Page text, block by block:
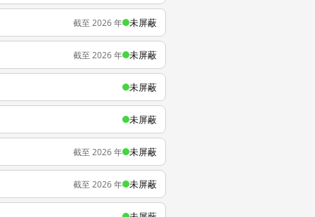
截至 2026 年 未屏蔽
截至 2026 年 未屏蔽
未屏蔽
未屏蔽
截至 2026 年 未屏蔽
截至 2026 年 未屏蔽